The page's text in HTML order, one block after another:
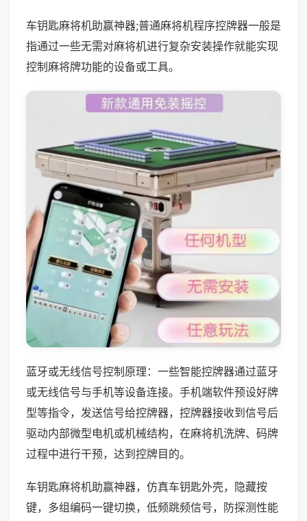
车钥匙麻将机助赢神器;普通麻将机程序控牌器一般是
指通过一些无需对麻将机进行复杂安装操作就能实现
控制麻将牌功能的设备或工具。
蓝牙或无线信号控制原理：一些智能控牌器通过蓝牙
或无线信号与手机等设备连接。手机端软件预设好牌
型等指令，发送信号给控牌器，控牌器接收到信号后
驱动内部微型电机或机械结构，在麻将机洗牌、码牌
过程中进行干预，达到控牌目的。
车钥匙麻将机助赢神器，仿真车钥匙外壳，隐藏按
键，多组编码一键切换，低频跳频信号，防探测性能